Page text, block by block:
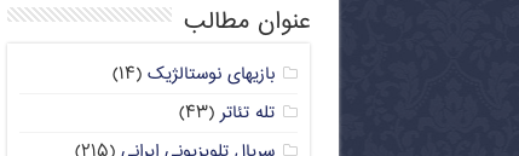
عنوان مطالب
بازیهای نوستالژیک (۱۴)
تله تئاتر(۴۳)